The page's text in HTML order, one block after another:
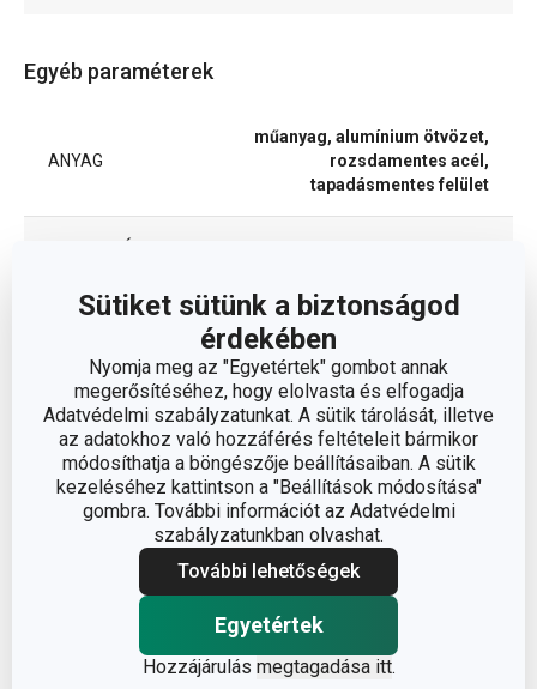
Sütiket sütünk a biztonságod
érdekében
Nyomja meg az "Egyetértek" gombot annak
megerősítéséhez, hogy elolvasta és elfogadja
Adatvédelmi szabályzatunkat. A sütik tárolását, illetve
az adatokhoz való hozzáférés feltételeit bármikor
módosíthatja a böngészője beállításaiban. A sütik
kezeléséhez kattintson a "Beállítások módosítása"
gombra. További információt az Adatvédelmi
szabályzatunkban olvashat.
További lehetőségek
Egyetértek
Hozzájárulás megtagadása itt.
Egyéb paraméterek
ANYAG
műanyag, alumínium ötvözet,
rozsdamentes acél,
tapadásmentes felület
BESOROLÁS
FEDŐ Nem
SÜTŐBE ALKALMAS
TERMÉKCSALÁD MANICO ROSSO
hagyományos serpenyő